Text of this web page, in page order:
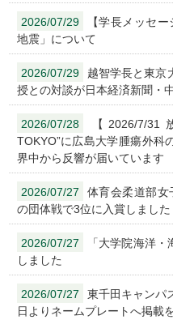
2026/07/29
【学長メッセ
地震」について
2026/07/29
越智学長と東京
授との対談が日本経済新聞・
2026/07/28
【2026/7/31
TOKYO”に広島大学腫瘍外科
界中から反響が届いています
2026/07/27
体育会柔道部女
の団体戦で3位に入賞しました
2026/07/27
「大学院海洋
しました
2026/07/27
東千田キャンパ
日よりネームプレートへ掲載